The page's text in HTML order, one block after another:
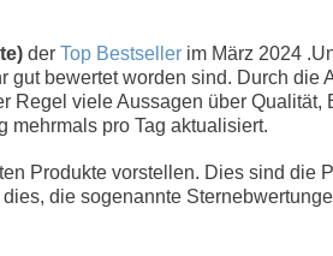
der Top Bestseller im März 2024
gut bewertet worden sind. Durch die
Regel viele Aussagen über
mehrmals pro Tag aktualisiert.
Produkte vorstellen. Dies sind die
die sogenannte